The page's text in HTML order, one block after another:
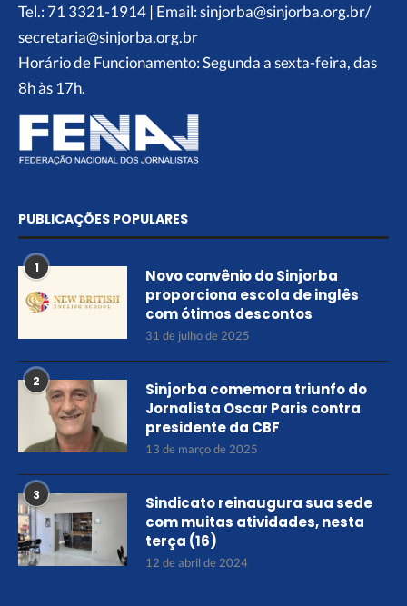
Tel.: 71 3321-1914 | Email: sinjorba@sinjorba.org.br/
secretaria@sinjorba.org.br
Horário de Funcionamento: Segunda a sexta-feira, das
8h às 17h.
PUBLICAÇÕES POPULARES
1
Novo convênio do Sinjorba
proporciona escola de inglês
com ótimos descontos
31 de julho de 2025
2
Sinjorba comemora triunfo do
Jornalista Oscar Paris contra
presidente da CBF
13 de março de 2025
3
Sindicato reinaugura sua sede
com muitas atividades, nesta
terça (16)
12 de abril de 2024